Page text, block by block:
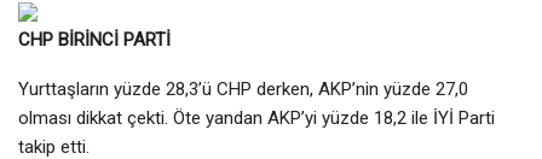
CHP BİRİNCİ PARTİ
Yurttaşların yüzde 28,3’ü CHP derken, AKP’nin yüzde 27,0
olması dikkat çekti. Öte yandan AKP’yi yüzde 18,2 ile İYİ Parti
takip etti.